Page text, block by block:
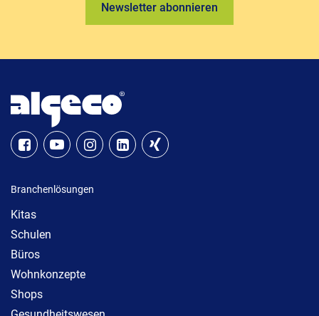
Newsletter abonnieren
Branchenlösungen
Kitas
Schulen
Büros
Wohnkonzepte
Shops